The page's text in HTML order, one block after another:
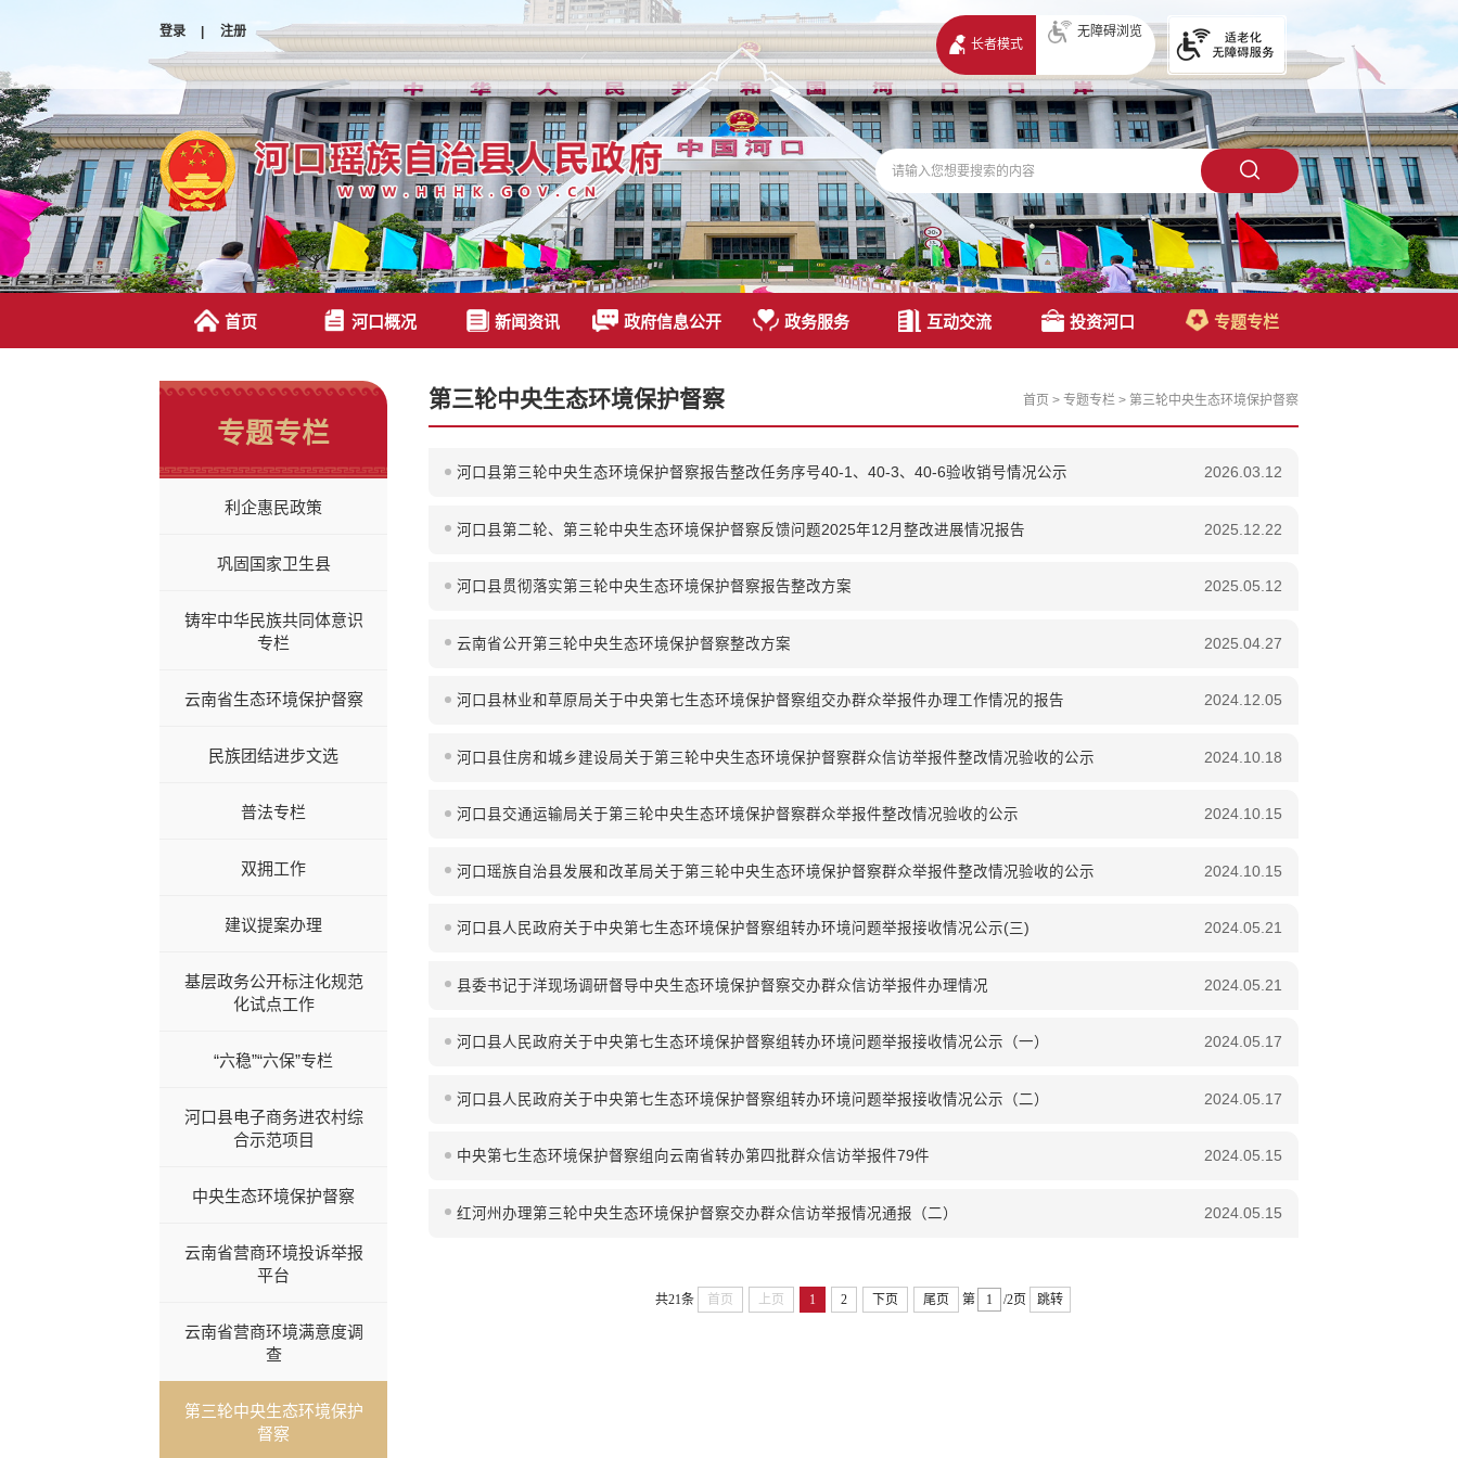
登录 |
注册
长者模式
无障碍浏览
首页 河口概况 新闻资讯 政府信息公开 政务服务 互动交流 投资河口 专题专栏
专题专栏
利企惠民政策
巩固国家卫生县
铸牢中华民族共同体意识
专栏
云南省生态环境保护督察
民族团结进步文选
普法专栏
双拥工作
建议提案办理
基层政务公开标注化规范
化试点工作
“六稳”“六保”专栏
河口县电子商务进农村综
合示范项目
中央生态环境保护督察
云南省营商环境投诉举报
平台
云南省营商环境满意度调
查
第三轮中央生态环境保护
督察
第三轮中央生态环境保护督察 首页 > 专题专栏 > 第三轮中央生态环境保护督察
河口县第三轮中央生态环境保护督察报告整改任务序号40-1、40-3、40-6验收销号情况公示 2026.03.12
河口县第二轮、第三轮中央生态环境保护督察反馈问题2025年12月整改进展情况报告 2025.12.22
河口县贯彻落实第三轮中央生态环境保护督察报告整改方案 2025.05.12
云南省公开第三轮中央生态环境保护督察整改方案 2025.04.27
河口县林业和草原局关于中央第七生态环境保护督察组交办群众举报件办理工作情况的报告 2024.12.05
河口县住房和城乡建设局关于第三轮中央生态环境保护督察群众信访举报件整改情况验收的公示 2024.10.18
河口县交通运输局关于第三轮中央生态环境保护督察群众举报件整改情况验收的公示 2024.10.15
河口瑶族自治县发展和改革局关于第三轮中央生态环境保护督察群众举报件整改情况验收的公示 2024.10.15
河口县人民政府关于中央第七生态环境保护督察组转办环境问题举报接收情况公示(三) 2024.05.21
县委书记于洋现场调研督导中央生态环境保护督察交办群众信访举报件办理情况 2024.05.21
河口县人民政府关于中央第七生态环境保护督察组转办环境问题举报接收情况公示（一） 2024.05.17
河口县人民政府关于中央第七生态环境保护督察组转办环境问题举报接收情况公示（二） 2024.05.17
中央第七生态环境保护督察组向云南省转办第四批群众信访举报件79件 2024.05.15
红河州办理第三轮中央生态环境保护督察交办群众信访举报情况通报（二） 2024.05.15
共21条 首页 上页 1 2 下页 尾页 第 /2页 跳转